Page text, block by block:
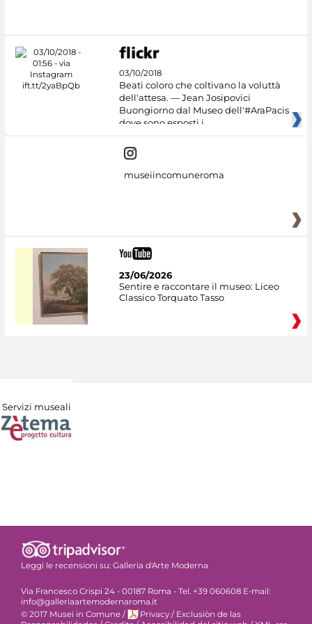
03/10/2018
Beati coloro che coltivano la voluttà
dell'attesa. — Jean Josipovici
Buongiorno dal Museo dell'#AraPacis
dove sono esposti i
museiincomuneroma
23/06/2026
Sentire e raccontare il museo: Liceo
Classico Torquato Tasso
Servizi museali
Leggi le recensioni su: Galleria d'Arte Moderna
Via Francesco Crispi 24 - 00187 Roma - Tel. +39 060608 E-mail:
info@galleriaartemodernaroma.it
© 2017 Musei in Comune / Privacy / Exclusiòn de las